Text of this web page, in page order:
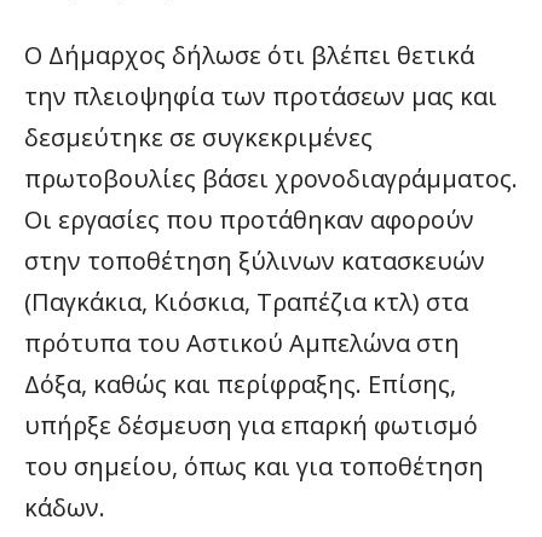
Ο Δήμαρχος δήλωσε ότι βλέπει θετικά
την πλειοψηφία των προτάσεων μας και
δεσμεύτηκε σε συγκεκριμένες
πρωτοβουλίες βάσει χρονοδιαγράμματος.
Οι εργασίες που προτάθηκαν αφορούν
στην τοποθέτηση ξύλινων κατασκευών
(Παγκάκια, Κιόσκια, Τραπέζια κτλ) στα
πρότυπα του Αστικού Αμπελώνα στη
Δόξα, καθώς και περίφραξης. Επίσης,
υπήρξε δέσμευση για επαρκή φωτισμό
του σημείου, όπως και για τοποθέτηση
κάδων.